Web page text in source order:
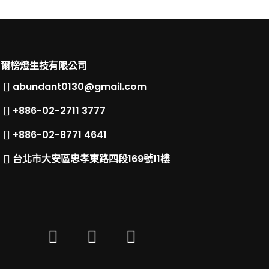
爾榜燈生技有限公司
abundant0130@gmail.com
+886-02-2711 3777​
+886-02-8771 4641
台北市大安區忠孝東路四段169號11樓